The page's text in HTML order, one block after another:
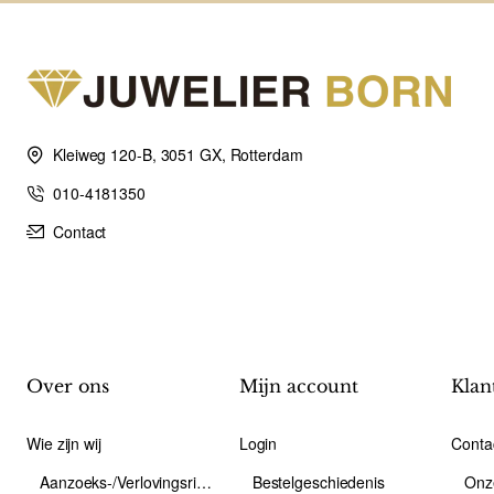
Kleiweg 120-B, 3051 GX, Rotterdam
010-4181350
Contact
Over ons
Wie zijn wij
Aanzoeks-/Verlovingsring
Mijn account
Login
Bestelgeschiedenis